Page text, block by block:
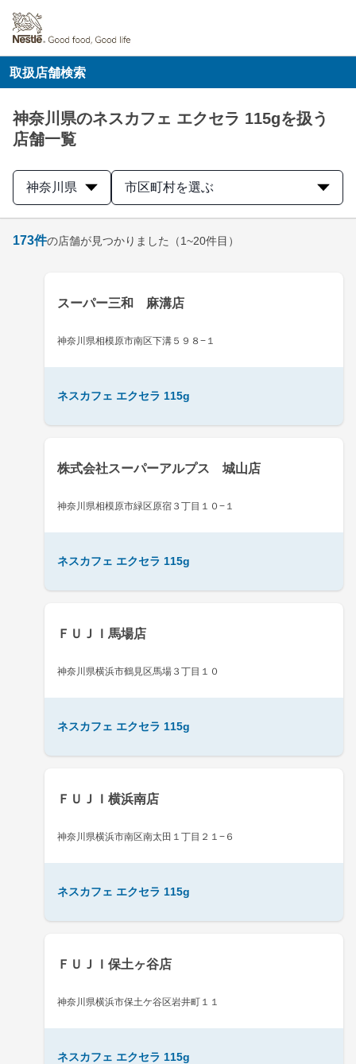
取扱店舗検索
神奈川県のネスカフェ エクセラ 115gを扱う
店舗一覧
神奈川県 市区町村を選ぶ
173件の店舗が見つかりました （1~20件目）
スーパー三和 麻溝店
神奈川県相模原市南区下溝５９８−１
ネスカフェ エクセラ 115g
株式会社スーパーアルプス 城山店
神奈川県相模原市緑区原宿３丁目１０−１
ネスカフェ エクセラ 115g
ＦＵＪＩ馬場店
神奈川県横浜市鶴見区馬場３丁目１０
ネスカフェ エクセラ 115g
ＦＵＪＩ横浜南店
神奈川県横浜市南区南太田１丁目２１−６
ネスカフェ エクセラ 115g
ＦＵＪＩ保土ヶ谷店
神奈川県横浜市保土ケ谷区岩井町１１
ネスカフェ エクセラ 115g